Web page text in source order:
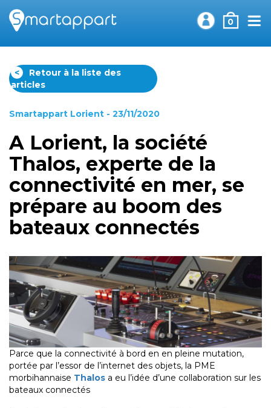
0
<
Retour à la liste des
articles
Smartappart Lorient - 23/11/2020
A Lorient, la société
Thalos, experte de la
connectivité en mer, se
prépare au boom des
bateaux connectés
Parce que la connectivité à bord en en pleine mutation,
portée par l’essor de l’internet des objets, la PME
morbihannaise Thalos a eu l’idée d’une collaboration sur les
bateaux connectés